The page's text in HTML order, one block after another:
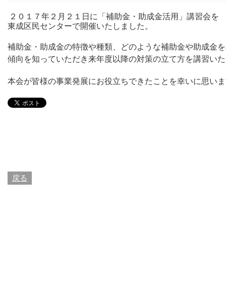
２０１７年２月２１日に「補助金・助成金活用」講習会を
東成区民センターで開催いたしました。
補助金・助成金の特徴や種類、どのような補助金や助成金
傾向を知っていただき来年度以降の対策の立て方を講習い
本会が皆様の事業発展にお役立ちできたことを幸いに思い
戻る